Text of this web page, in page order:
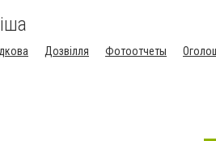
Дозвілля Фотоотчеты